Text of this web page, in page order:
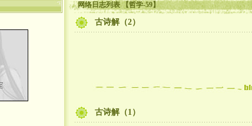
网络日志列表 【哲学-59】
古诗解（2）
古诗解（1）